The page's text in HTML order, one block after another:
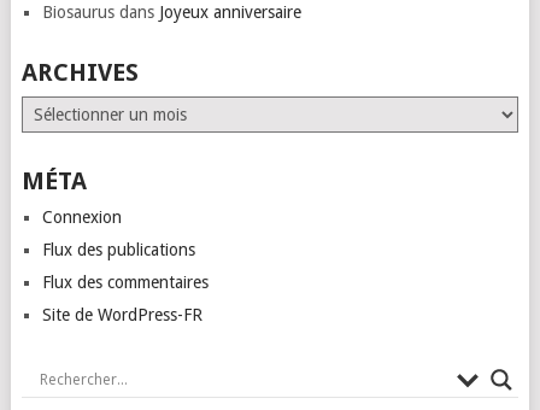
Biosaurusdans Joyeux anniversaire
ARCHIVES
Archives
MÉTA
Connexion
Flux des publications
Flux des commentaires
Site de WordPress-FR